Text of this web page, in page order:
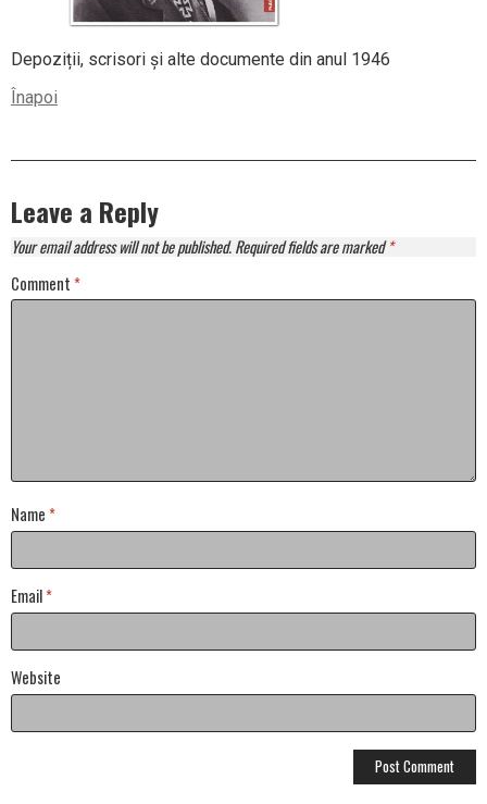
Depoziții, scrisori și alte documente din anul 1946
Înapoi
Leave a Reply
Your email address will not be published.Required fields are marked*
Comment *
Name *
Email*
Website